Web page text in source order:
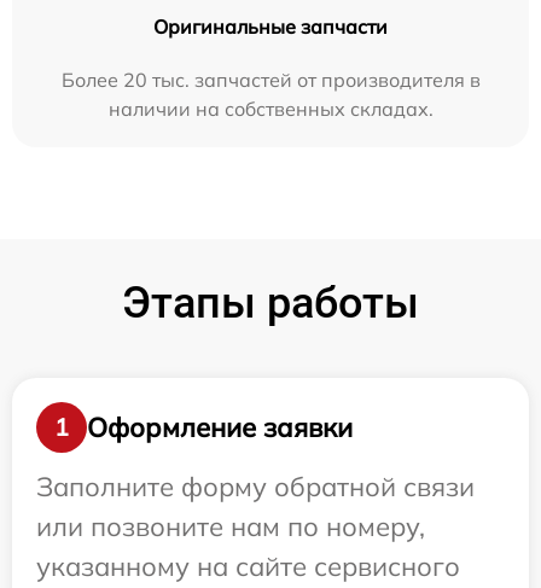
Оригинальные запчасти
Более 20 тыс. запчастей от производителя в
наличии на собственных складах.
Этапы работы
1
Оформление заявки
Заполните форму обратной связи
или позвоните нам по номеру,
указанному на сайте сервисного